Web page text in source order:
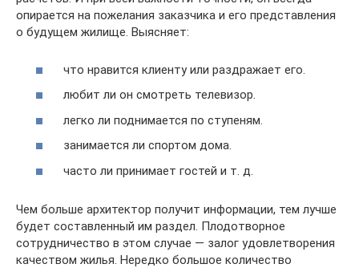
опирается на пожелания заказчика и его представления
о будущем жилище. Выясняет:
что нравится клиенту или раздражает его.
любит ли он смотреть телевизор.
легко ли поднимается по ступеням.
занимается ли спортом дома.
часто ли принимает гостей и т. д.
Чем больше архитектор получит информации, тем лучше
будет составленный им раздел. Плодотворное
сотрудничество в этом случае — залог удовлетворения
качеством жилья. Нередко большое количество